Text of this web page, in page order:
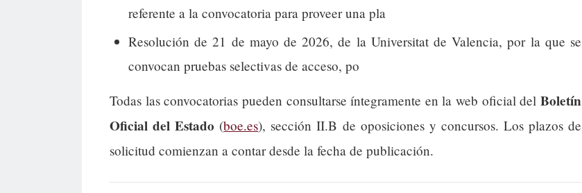
referente a la convocatoria para proveer una pla
Resolución de 21 de mayo de 2026, de la Universitat de Valencia, por la que se
convocan pruebas selectivas de acceso, po
Todas las convocatorias pueden consultarse íntegramente en la web oficial del Boletín
Oficial del Estado (boe.es), sección II.B de oposiciones y concursos. Los plazos de
solicitud comienzan a contar desde la fecha de publicación.